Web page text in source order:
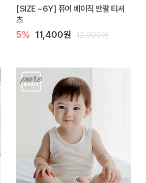
[SIZE ~6Y] 퓨어 베이직 반팔 티셔
츠
5% 11,400원 12,000원